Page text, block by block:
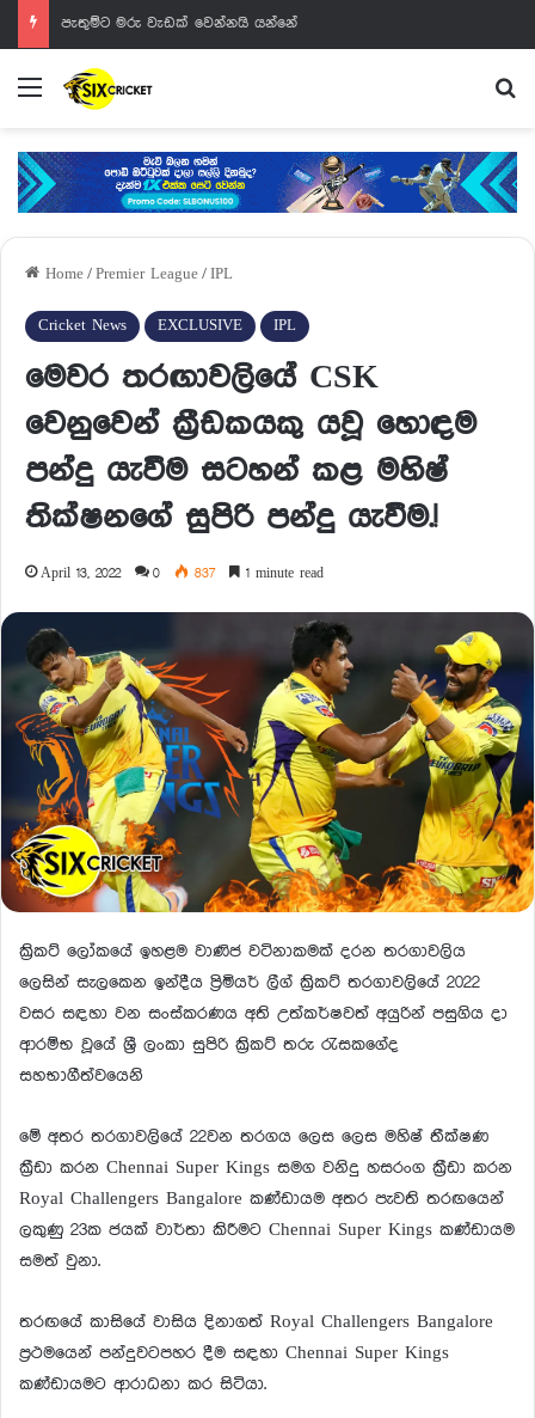
පැතුම්ට මරු වැඩක් වෙන්නයි යන්නේ
Menu
Home / Premier League / IPL
Cricket News EXCLUSIVE IPL
මෙවර තරඟාවලියේ CSK
වෙනුවෙන් ක්‍රීඩකයකු යවූ හොඳම
පන්දු යැවීම සටහන් කළ මහිෂ්
තික්ෂනගේ සුපිරි පන්දු යැවීම.!
April 13, 2022 0 837 1 minute read
ක්‍රිකට් ලෝකයේ ඉහළම වාණිජ වටිනාකමක් දරන තරගාවලිය
ලෙසින් සැලකෙන ඉන්දීය ප්‍රිමියර් ලීග් ක්‍රිකට් තරගාවලියේ 2022
වසර සඳහා වන සංස්කරණය අති උත්කර්ෂවත් අයුරින් පසුගිය දා
ආරම්භ වූයේ ශ්‍රී ලංකා සුපිරි ක්‍රිකට් තරු රැසකගේද
සහභාගීත්වයෙනි
මේ අතර තරගාවලියේ 22වන තරගය ලෙස ලෙස මහිෂ් තීක්ෂණ
ක්‍රීඩා කරන Chennai Super Kings සමග වනිදු හසරංග ක්‍රීඩා කරන
Royal Challengers Bangalore කණ්ඩායම අතර පැවති තරඟයෙන්
ලකුණු 23ක ජයක් වාර්තා කිරීමට Chennai Super Kings කණ්ඩායම
සමත් වුනා.
තරඟයේ කාසියේ වාසිය දිනාගත් Royal Challengers Bangalore
ප්‍රථමයෙන් පන්දුවටපහර දීම සඳහා Chennai Super Kings
කණ්ඩායමට ආරාධනා කර සිටියා.